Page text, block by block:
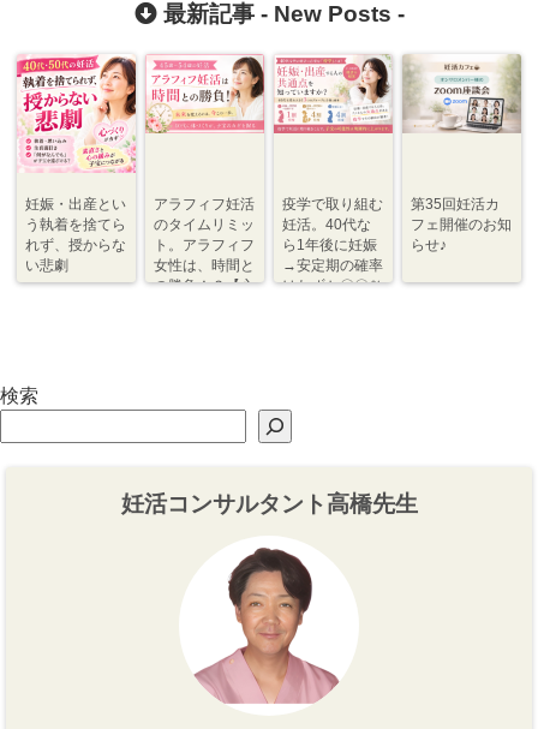
最新記事 - New Posts -
妊娠・出産とい
う執着を捨てら
れず、授からな
い悲劇
アラフィフ妊活
のタイムリミッ
ト。アラフィフ
女性は、時間と
の勝負！？【心
疫学で取り組む
妊活。40代な
ら1年後に妊娠
→安定期の確率
はわずか〇〇％
第35回妊活カ
フェ開催のお知
らせ♪
検索
妊活コンサルタント高橋先生